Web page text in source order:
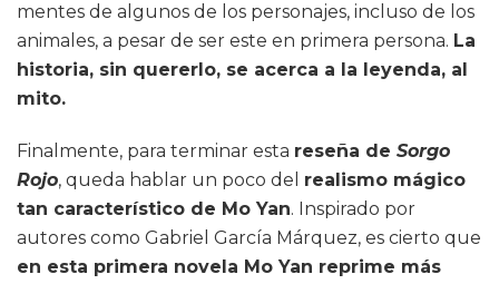
mentes de algunos de los personajes, incluso de los
animales, a pesar de ser este en primera persona. La
historia, sin quererlo, se acerca a la leyenda, al
mito.
Finalmente, para terminar esta reseña de Sorgo
Rojo, queda hablar un poco del realismo mágico
tan característico de Mo Yan. Inspirado por
autores como Gabriel García Márquez, es cierto que
en esta primera novela Mo Yan reprime más